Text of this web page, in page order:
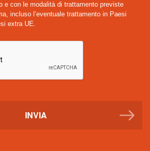
e con le modalità di trattamento previste
incluso l’eventuale trattamento in Paesi
extra UE.
INVIA